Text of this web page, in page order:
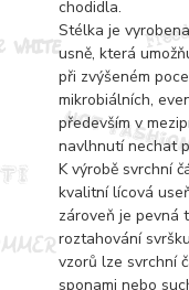
chodidla.
Stélka je
usně, která
při zvýšeném
mikrobiálních,
především v
navlhnutí nechat
K výrobě svrchní
kvalitní lícová
zároveň je pevná
roztahování
vzorů lze svrchní
sponami nebo